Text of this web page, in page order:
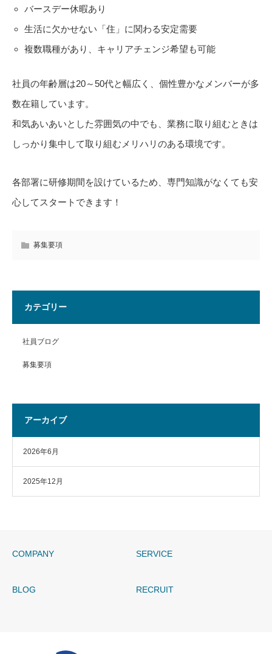
バースデー休暇あり
生活に欠かせない「住」に関わる安定需要
複数職種があり、キャリアチェンジ希望も可能
社員の年齢層は20～50代と幅広く、個性豊かなメンバーが多
数在籍しています。
和気あいあいとした雰囲気の中でも、業務に取り組むときは
しっかり集中して取り組むメリハリのある環境です。
各部署に研修期間を設けているため、専門知識がなくても安
心してスタートできます！
募集要項
カテゴリー
社員ブログ
募集要項
アーカイブ
2026年6月
2025年12月
COMPANY SERVICE
BLOG RECRUIT